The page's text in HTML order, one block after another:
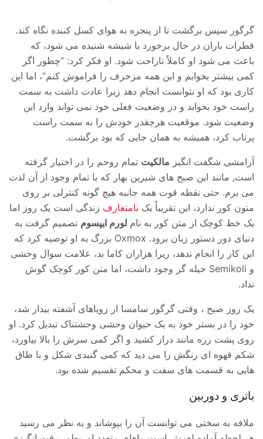
گرگور سپس برگشت تا از پنجره به هوای کسل کننده نگاه کند.
قطرات باران در حال برخورد با شیشه شنیده می شود، که
باعث می شود او کاملاً ناراحت شود. او فکر کرد: “چطور اگر
کمی بیشتر بخوابم و این همه مزخرف را فراموش کنم”، اما این
کاری بود که او نتوانست انجام دهد زیرا عادت داشت به سمت
راست خود بخوابد و در وضعیت فعلی خود نمی تواند وارد این
وضعیت شود. موقعیت هرچقدر خودش را به سمت راست
پرتاب کرد، همیشه به همان جایی که بود برگشت.
آرامشی شگفت انگیز مالکیت تمام روحم را در اختیار گرفته
است, مانند این صبح های شیرین بهار که با تمام وجود از آن لذت
می برم. حتی نقطه قوت همه جانبه هیچ گونه کنترلی بر روی
متون کور ندارد، این تقریباً یک نامتعارف زندگی است یک روز اما
یک خط کوچک از متن کور به نام لورم ایپسوم تصمیم گرفت به
دنیای دور دستور زبان برود. Oxmox بزرگ به او توصیه کرد که
این کار را انجام ندهد، زیرا هزاران کاما بد، علامت سوال وحشی
و Semikoli حیله گر وجود داشت، اما متن کور کوچک گوش
نداد.
یک روز صبح ، وقتی گرگور سامسا از رویاهای آشفته بیدار شد،
خود را در بستر خود به یک حیوان وحشی وحشتناک تبدیل کرد. او
روی پشت زره مانند دراز کشید و اگر کمی سرش را بالا بیاورد،
شکم قهوه ای رنگش را می دید که کمی گنبدی شکل و با طاق
هایی به قسمت های سفت و محکم تقسیم شده بود.
باتری و دوربین
ملافه به سختی می توانست آن را بپوشاند و به نظر می رسید